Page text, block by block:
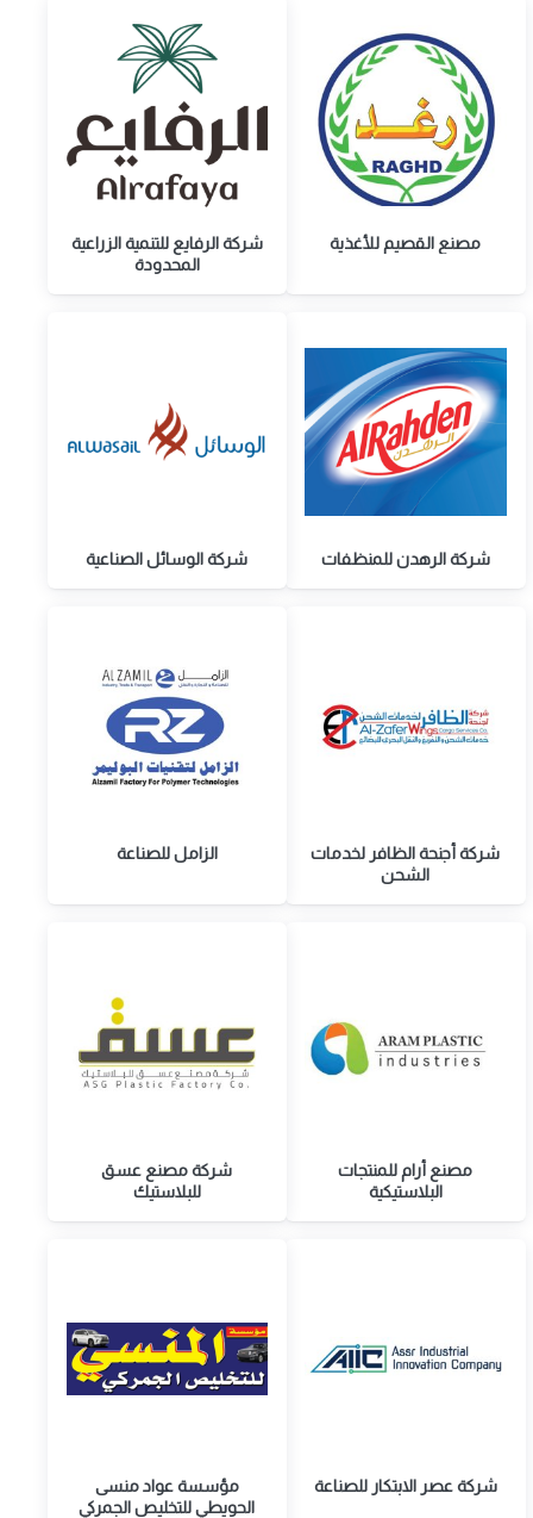
مصنع القصيم للأغذية
شركة الرفايع للتنمية الزراعية
المحدودة
شركة الرهدن للمنظفات شركة الوسائل الصناعية
شركة أجنحة الظافر لخدمات
الشحن
الزامل للصناعة
مصنع أرام للمنتجات
البلاستيكية
شركة مصنع عسق
للبلاستيك
شركة عصر الابتكار للصناعة
مؤسسة عواد منسى
الحويطي للتخليص الجمركي